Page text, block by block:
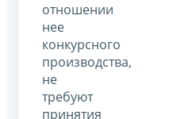
отношении
нее
конкурсного
производства,
не
требуют
принятия